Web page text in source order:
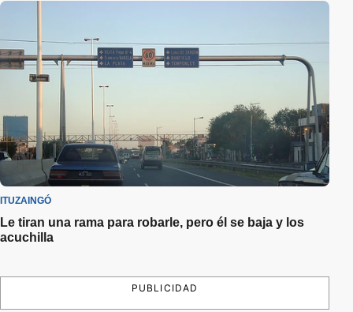
ITUZAINGÓ
Le tiran una rama para robarle, pero él se baja y los
acuchilla
PUBLICIDAD